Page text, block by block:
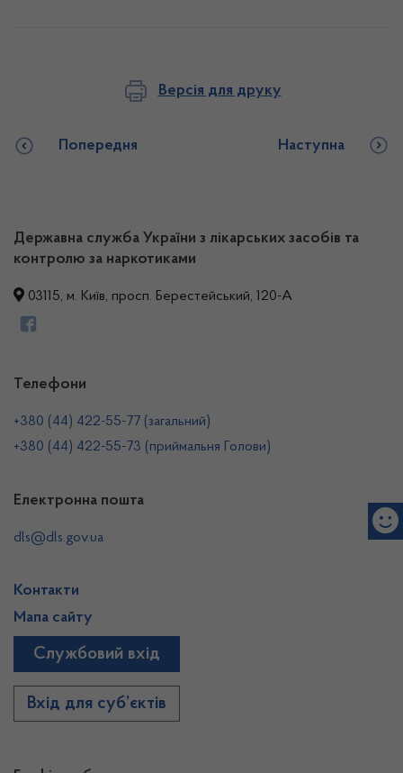
Версія для друку
Попередня Наступна
Державна служба України з лікарських засобів та
контролю за наркотиками
03115, м. Київ, просп. Берестейський, 120-А
Телефони
+380 (44) 422-55-77 (загальний)
+380 (44) 422-55-73 (приймальня Голови)
Електронна пошта
dls@dls.gov.ua
Контакти
Мапа сайту
Службовий вхід
Вхід для суб’єктів